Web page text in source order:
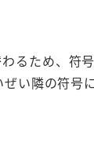
るため、符
い隣の符号に